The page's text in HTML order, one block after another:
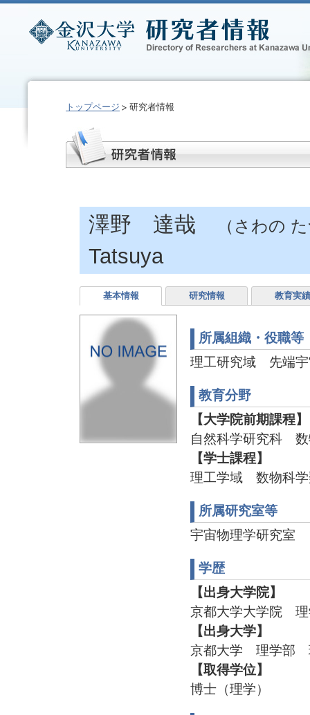
トップページ 研究者情報
澤野 達哉 （さわの
Tatsuya
基本情報 研究情報 教育実績
所属組織・役職等
理工研究域 先端宇
教育分野
【大学院前期課程】
自然科学研究科 数
【学士課程】
理工学域 数物科
所属研究室等
宇宙物理学研究室
学歴
【出身大学院】
京都大学大学院
【出身大学】
京都大学 理学部
【取得学位】
博士（理学）